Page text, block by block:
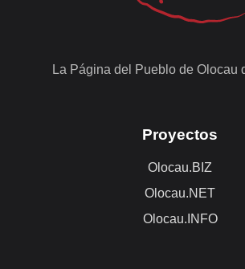
La Página del Pueblo de Olocau
Proyectos
Olocau.BIZ
Olocau.NET
Olocau.INFO